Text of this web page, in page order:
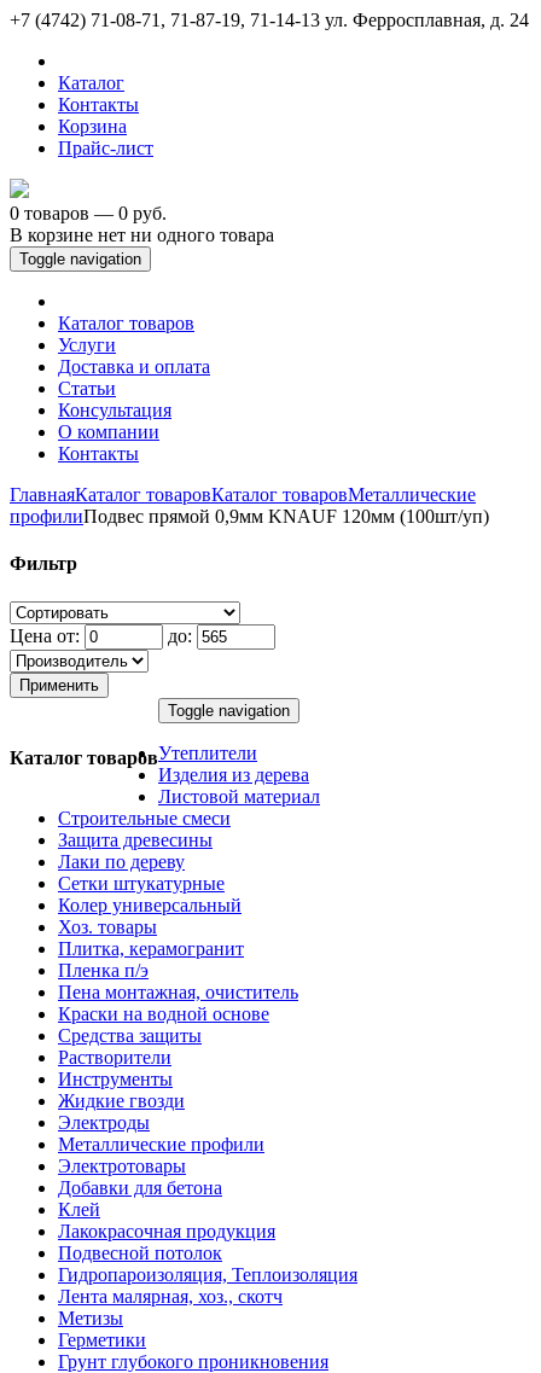
+7 (4742) 71-08-71, 71-87-19, 71-14-13 ул. Ферросплавная, д. 24
Каталог
Контакты
Корзина
Прайс-лист
0 товаров — 0 руб.
В корзине нет ни одного товара
Toggle navigation
Каталог товаров
Услуги
Доставка и оплата
Статьи
Консультация
О компании
Контакты
ГлавнаяКаталог товаровКаталог товаровМеталлические
профилиПодвес прямой 0,9мм KNAUF 120мм (100шт/уп)
Фильтр
Цена от: до:
Применить
Каталог товаров
Toggle navigation
Утеплители
Изделия из дерева
Листовой материал
Строительные смеси
Защита древесины
Лаки по дереву
Сетки штукатурные
Колер универсальный
Хоз. товары
Плитка, керамогранит
Пленка п/э
Пена монтажная, очиститель
Краски на водной основе
Средства защиты
Растворители
Инструменты
Жидкие гвозди
Электроды
Металлические профили
Электротовары
Добавки для бетона
Клей
Лакокрасочная продукция
Подвесной потолок
Гидропароизоляция, Теплоизоляция
Лента малярная, хоз., скотч
Метизы
Герметики
Грунт глубокого проникновения